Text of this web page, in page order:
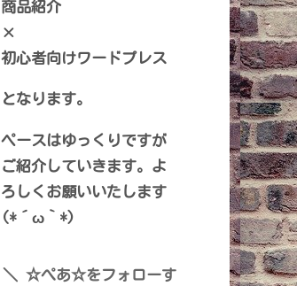
商品紹介
×
初心者向けワードプレス
となります。
ペースはゆっくりですが
ご紹介していきます。よ
ろしくお願いいたします
(*´ω｀*)
☆ぺあ☆をフォローす